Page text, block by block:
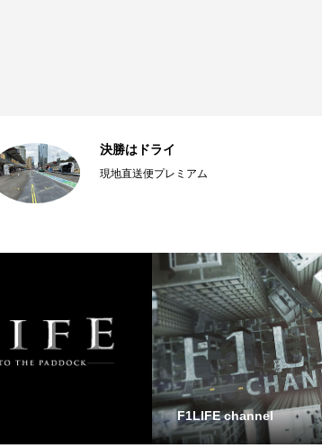
決勝はドライ
現地直送便プレミアム
F1LIFE channel